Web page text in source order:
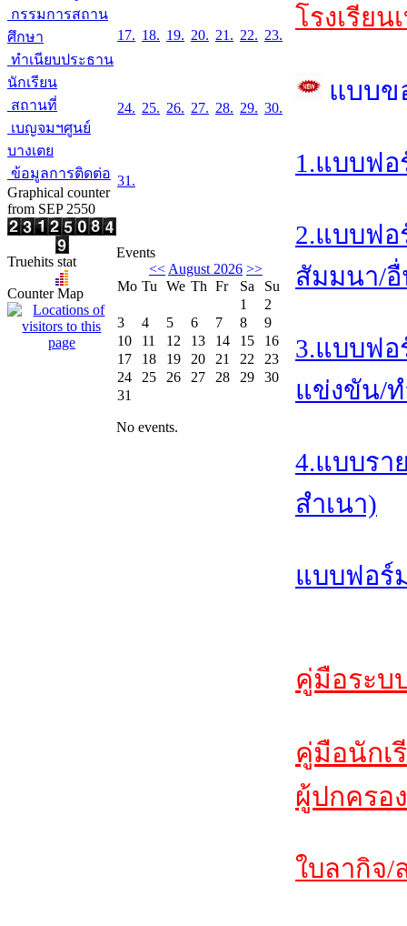
กรรมการสถาน
ศึกษา
ทำเนียบประธาน
นักเรียน
สถานที่
เบญจมฯศูนย์
บางเตย
ข้อมูลการติดต่อ
Graphical counter
from SEP 2550
Truehits stat
Counter Map
17. 18. 19. 20. 21. 22. 23.
24. 25. 26. 27. 28. 29. 30.
31.
Events
<< August 2026 >>
Mo Tu We Th Fr Sa
Su
1
2
3
4 5 6 7 8
9
10
11 12 13 14 15
16
17
18 19 20 21 22
23
24
25 26 27 28 29
30
31
No events.
โรงเรีย
แบบข
1.แบบฟ
2.แบบฟ
สัมมนา/
3.แบบฟอ
แข่งขัน/
4.แบบรา
สำเนา)
แบบฟอร์
คู่มือระบ
คู่มือนักเ
ผู้ปกครอ
ใบลากิจ/